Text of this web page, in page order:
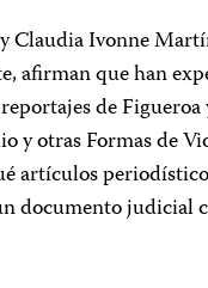
Claudia Ivonne
afirman que han
de
y otras Formas de
artículos
documento judicial